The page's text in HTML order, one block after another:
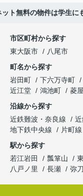
ット無料の物件は学生に
市区町村から探す
東大阪市
八尾市
町名から探す
岩田町
下六万寺町
近江堂
鴻池町 菱
沿線から探す
近鉄難波・奈良線
地下鉄中央線
片町線
駅から探す
若江岩田
瓢箪山
八戸ノ里
長瀬 弥刀